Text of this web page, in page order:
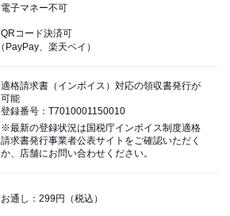
電子マネー不可
QRコード決済可
（PayPay、楽天ペイ）
適格請求書（インボイス）対応の領収書発行が
可能
登録番号：T7010001150010
※最新の登録状況は国税庁インボイス制度適格
請求書発行事業者公表サイトをご確認いただく
か、店舗にお問い合わせください。
お通し：299円（税込）